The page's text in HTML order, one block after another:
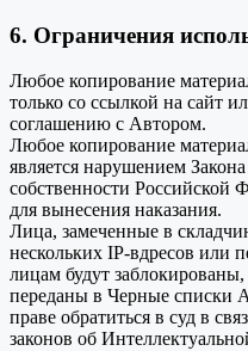
6. Ограничения
Любое копирование
только со ссылкой на сайт
соглашению с Автором.
Любое копирование
является нарушением
собственности Российской
для вынесения наказания.
Лица, замеченные в
нескольких IP-вдресов или
лицам будут
переданы в Черные списки
праве обратиться в суд в
законов об